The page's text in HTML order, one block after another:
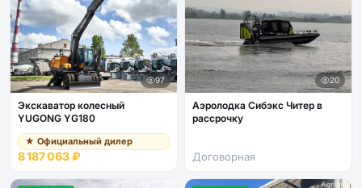
97
Экскаватор колесный
YUGONG YG180
★ Официальный дилер
8 187 063 ₽
20
Аэролодка Сибэкс Читер в
рассрочку
Договорная